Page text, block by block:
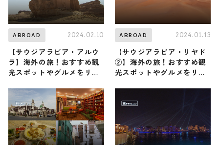
ABROAD 2024.02.10
【サウジアラビア・アルウ
ラ】海外の旅！おすすめ観
光スポットやグルメをリポ
ABROAD 2024.01.13
【サウジアラビア・リヤド
②】海外の旅！おすすめ観
光スポットやグルメをリポ